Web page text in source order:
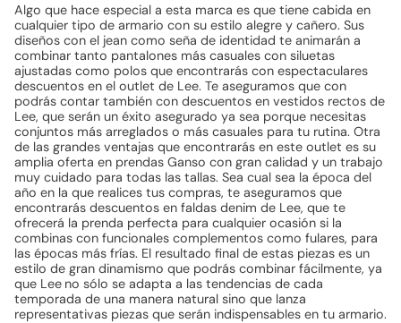
Algo que hace especial a esta marca es que tiene cabida en
cualquier tipo de armario con su estilo alegre y cañero. Sus
diseños con el jean como seña de identidad te animarán a
combinar tanto pantalones más casuales con siluetas
ajustadas como polos que encontrarás con espectaculares
descuentos en el outlet de Lee. Te aseguramos que con
podrás contar también con descuentos en vestidos rectos de
Lee, que serán un éxito asegurado ya sea porque necesitas
conjuntos más arreglados o más casuales para tu rutina. Otra
de las grandes ventajas que encontrarás en este outlet es su
amplia oferta en prendas Ganso con gran calidad y un trabajo
muy cuidado para todas las tallas. Sea cual sea la época del
año en la que realices tus compras, te aseguramos que
encontrarás descuentos en faldas denim de Lee, que te
ofrecerá la prenda perfecta para cualquier ocasión si la
combinas con funcionales complementos como fulares, para
las épocas más frías. El resultado final de estas piezas es un
estilo de gran dinamismo que podrás combinar fácilmente, ya
que Lee no sólo se adapta a las tendencias de cada
temporada de una manera natural sino que lanza
representativas piezas que serán indispensables en tu armario.